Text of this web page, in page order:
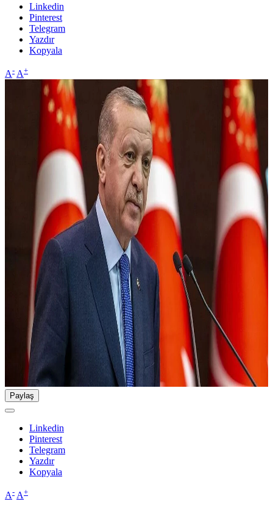
Linkedin
Pinterest
Telegram
Yazdır
Kopyala
A- A+
Paylaş
Linkedin
Pinterest
Telegram
Yazdır
Kopyala
A- A+